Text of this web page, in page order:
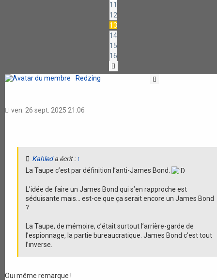
11
12
13
14
15
16
Redzing
ven. 26 sept. 2025 21:06
Kahleda écrit : ↑
La Taupe c’est par définition l’anti-James Bond.
L’idée de faire un James Bond qui s’en rapproche est
séduisante mais… est-ce que ça serait encore un James Bond
?
La Taupe, de mémoire, c’était surtout l’arrière-garde de
l’espionnage, la partie bureaucratique. James Bond c’est tout
l’inverse.
Oui même remarque !